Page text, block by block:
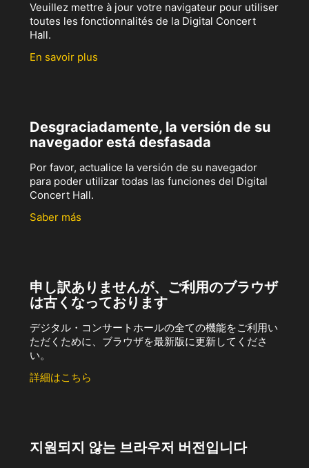
Veuillez mettre à jour votre navigateur pour utiliser
toutes les fonctionnalités de la Digital Concert
Hall.
En savoir plus
Desgraciadamente, la versión de su
navegador está desfasada
Por favor, actualice la versión de su navegador
para poder utilizar todas las funciones del Digital
Concert Hall.
Saber más
申し訳ありませんが、ご利用のブラウザ
は古くなっております
デジタル・コンサートホールの全ての機能をご利用い
ただくために、ブラウザを最新版に更新してくださ
い。
詳細はこちら
지원되지 않는 브라우저 버전입니다